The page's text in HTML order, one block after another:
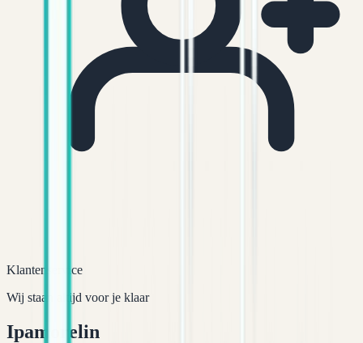
Klantenservice
Wij staan altijd voor je klaar
Ipamorelin